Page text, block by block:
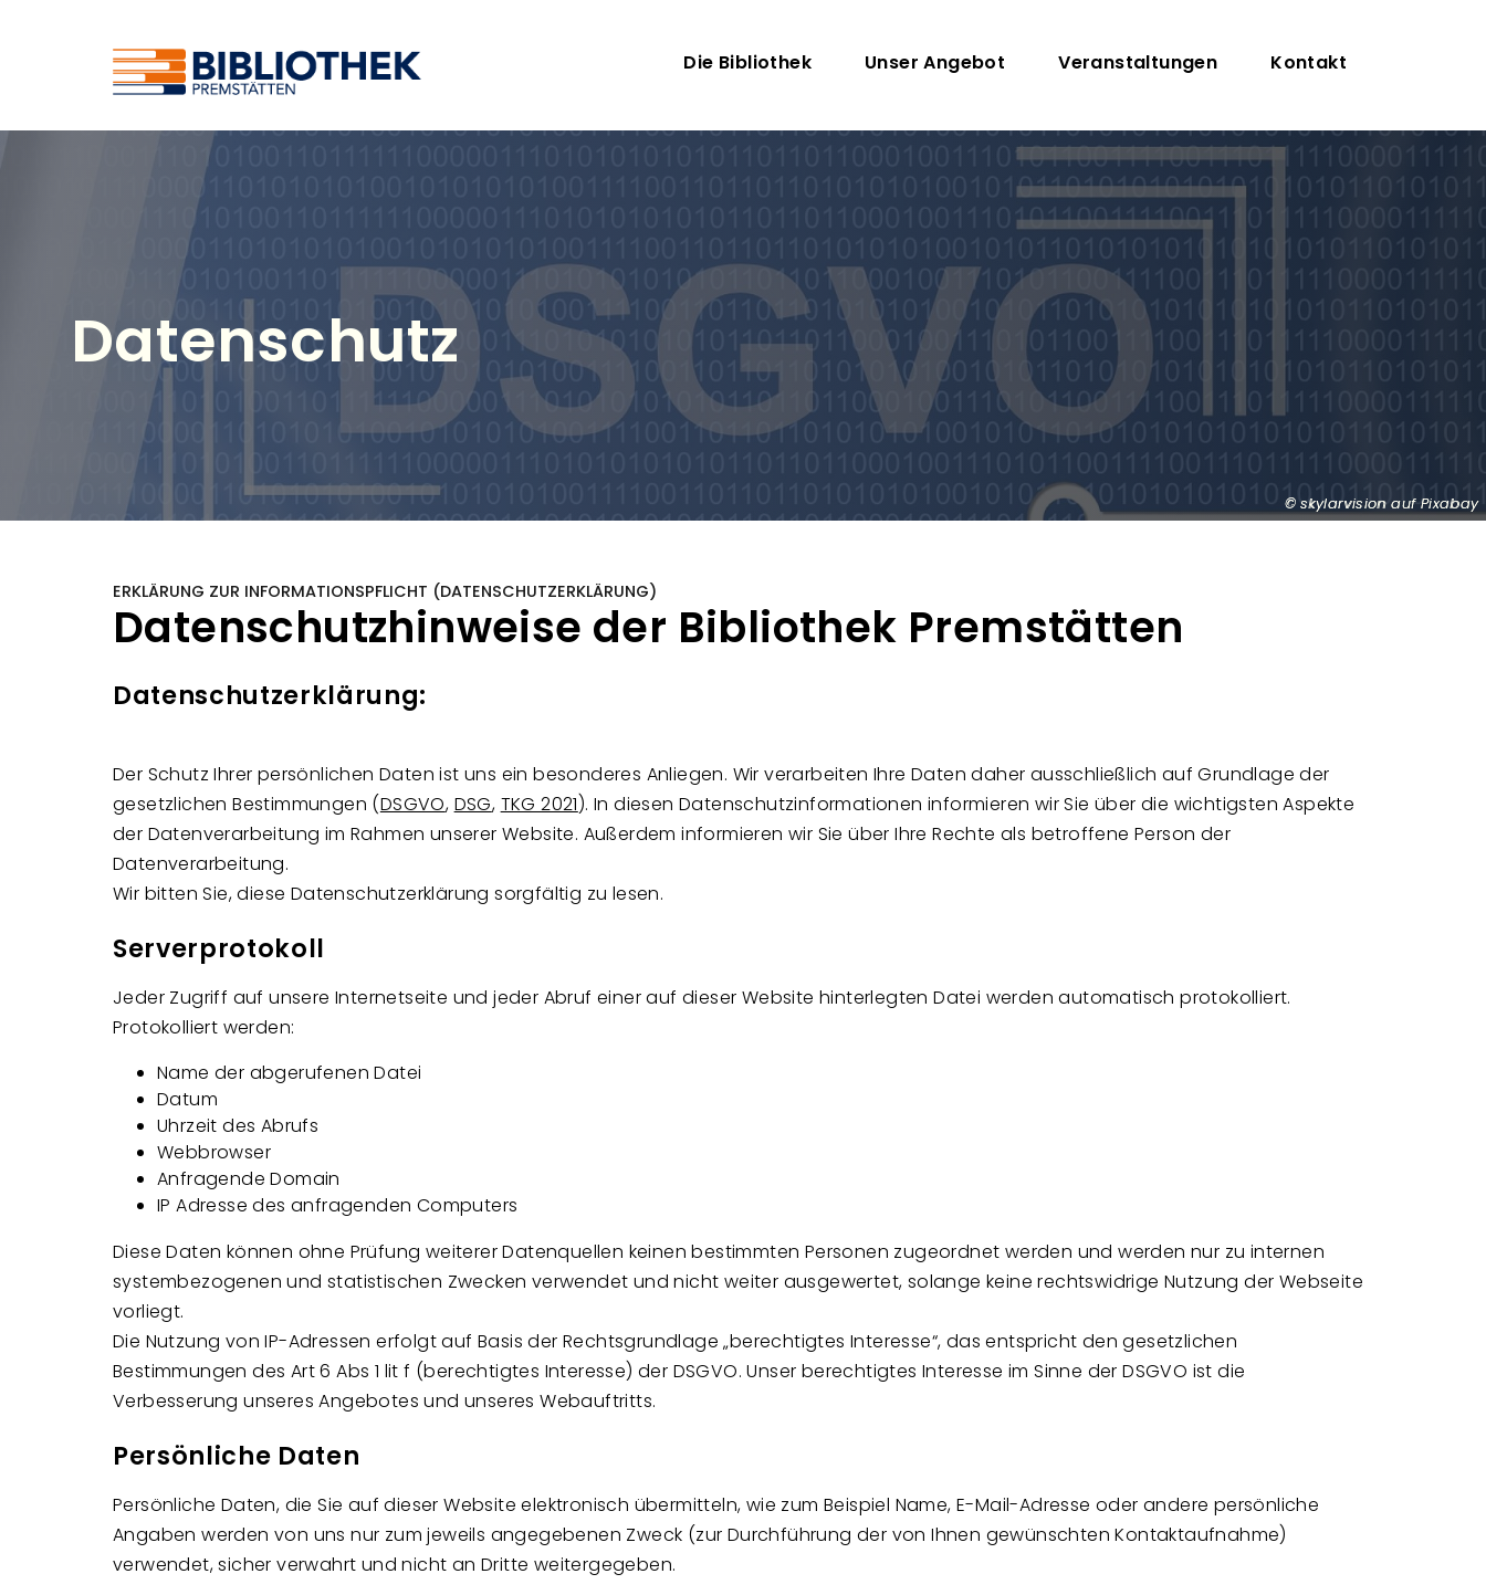
Hauptnavigation
Die Bibliothek Unser Angebot Veranstaltungen Kontakt
skylarvision auf Pixabay
Datenschutz
ERKLÄRUNG ZUR INFORMATIONSPFLICHT (DATENSCHUTZERKLÄRUNG)
Datenschutzhinweise der Bibliothek Premstätten
Datenschutzerklärung:
Der Schutz Ihrer persönlichen Daten ist uns ein besonderes Anliegen. Wir verarbeiten Ihre Daten daher ausschließlich auf Grundlage der
gesetzlichen Bestimmungen (DSGVO, DSG, TKG 2021). In diesen Datenschutzinformationen informieren wir Sie über die wichtigsten Aspekte
der Datenverarbeitung im Rahmen unserer Website. Außerdem informieren wir Sie über Ihre Rechte als betroffene Person der
Datenverarbeitung.
Wir bitten Sie, diese Datenschutzerklärung sorgfältig zu lesen.
Serverprotokoll
Jeder Zugriff auf unsere Internetseite und jeder Abruf einer auf dieser Website hinterlegten Datei werden automatisch protokolliert.
Protokolliert werden:
Name der abgerufenen Datei
Datum
Uhrzeit des Abrufs
Webbrowser
Anfragende Domain
IP Adresse des anfragenden Computers
Diese Daten können ohne Prüfung weiterer Datenquellen keinen bestimmten Personen zugeordnet werden und werden nur zu internen
systembezogenen und statistischen Zwecken verwendet und nicht weiter ausgewertet, solange keine rechtswidrige Nutzung der Webseite
vorliegt.
Die Nutzung von IP-Adressen erfolgt auf Basis der Rechtsgrundlage „berechtigtes Interesse“, das entspricht den gesetzlichen
Bestimmungen des Art 6 Abs 1 lit f (berechtigtes Interesse) der DSGVO. Unser berechtigtes Interesse im Sinne der DSGVO ist die
Verbesserung unseres Angebotes und unseres Webauftritts.
Persönliche Daten
Persönliche Daten, die Sie auf dieser Website elektronisch übermitteln, wie zum Beispiel Name, E-Mail-Adresse oder andere persönliche
Angaben werden von uns nur zum jeweils angegebenen Zweck (zur Durchführung der von Ihnen gewünschten Kontaktaufnahme)
verwendet, sicher verwahrt und nicht an Dritte weitergegeben.